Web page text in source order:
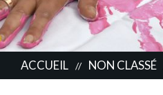
ACCUEIL // NON CLASSÉ